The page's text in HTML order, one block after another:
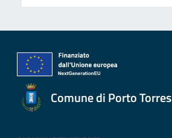
Comune di Porto Torres